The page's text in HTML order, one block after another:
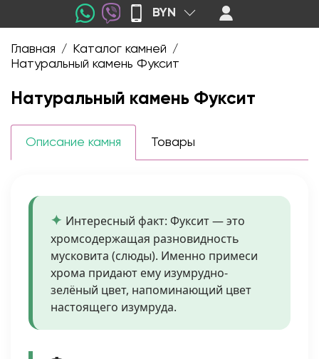
BYN
Главная / Каталог камней /
Натуральный камень Фуксит
Натуральный камень Фуксит
Описание камня Товары
Интересный факт: Фуксит — это
хромсодержащая разновидность
мусковита (слюды). Именно примеси
хрома придают ему изумрудно-
зелёный цвет, напоминающий цвет
настоящего изумруда.